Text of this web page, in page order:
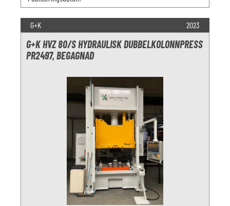
G+K 2023
G+K HVZ 80/S HYDRAULISK DUBBELKOLONNPRESS
PR2497, BEGAGNAD